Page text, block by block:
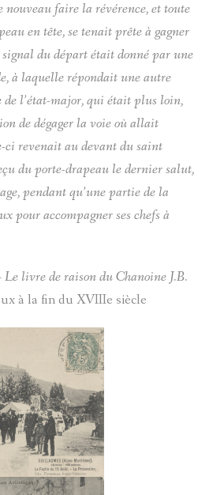
faire la révérence, et toute
en tête, se tenait prête à gagner
du départ était donné par une
à laquelle répondait une autre
de l’état-major, qui était plus loin,
de dégager la voie où allait
ci revenait au devant du saint
du porte-drapeau le dernier salut,
pendant qu’une partie de la
pour accompagner ses chefs à
Le livre de raison du Chanoine J.B.
à la fin du XVIIIe siècle